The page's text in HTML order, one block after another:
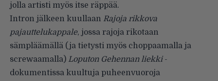
jolla artisti myös itse räppää.
Intron jälkeen kuullaan Rajoja rikkova
pajauttelukappale, jossa rajoja rikotaan
sämpläämällä (ja tietysti myös choppaamalla ja
screwaamalla) Loputon Gehennan liekki-
dokumentissa kuultuja puheenvuoroja